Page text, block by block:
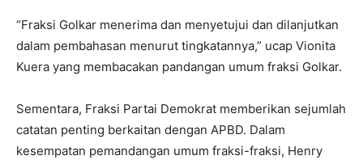
“Fraksi Golkar menerima dan menyetujui dan dilanjutkan
dalam pembahasan menurut tingkatannya,” ucap Vionita
Kuera yang membacakan pandangan umum fraksi Golkar.
Sementara, Fraksi Partai Demokrat memberikan sejumlah
catatan penting berkaitan dengan APBD. Dalam
kesempatan pemandangan umum fraksi-fraksi, Henry